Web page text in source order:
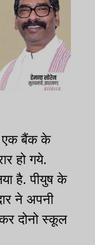
एक बैंक के
हो गये.
है. पीयुष के
ने अपनी
दोनो स्‍कूल